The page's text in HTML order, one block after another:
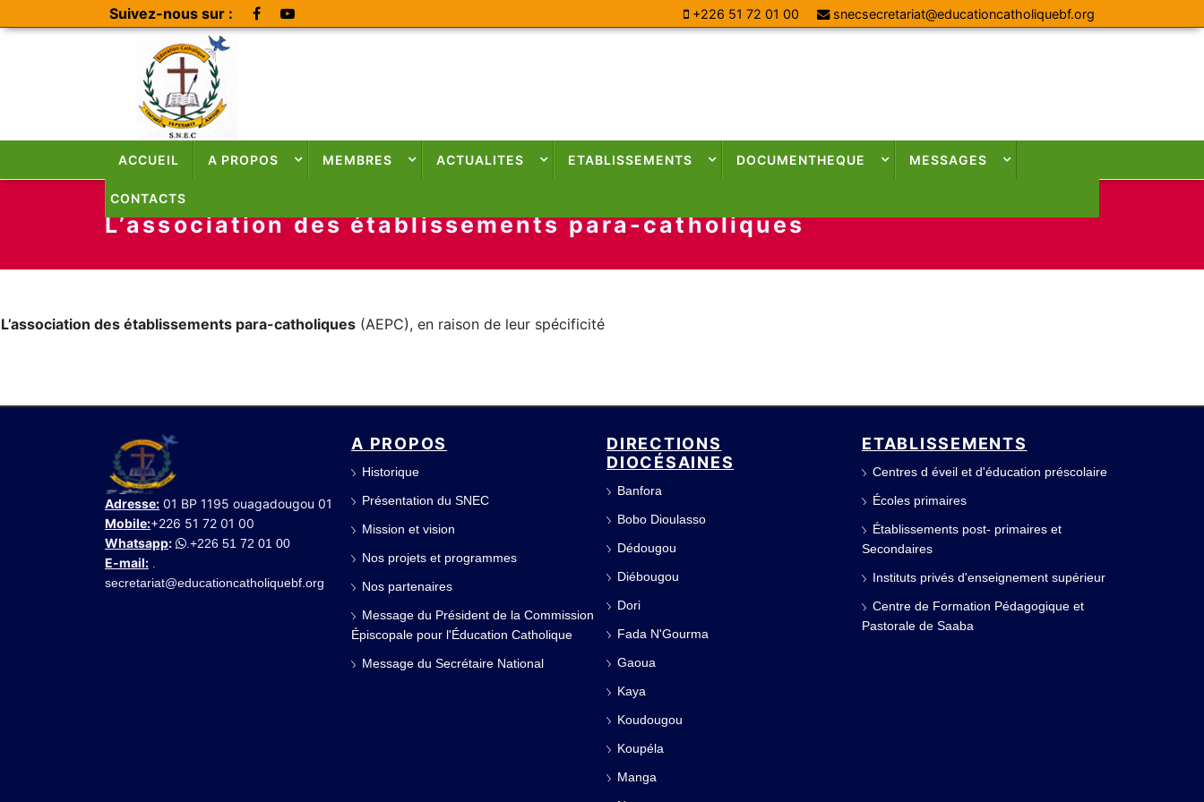
Suivez-nous sur : +226 51 72 01 00 snecsecretariat@educationcatholiquebf.org
ACCUEIL A PROPOS MEMBRES ACTUALITES ETABLISSEMENTS DOCUMENTHEQUE MESSAGES
CONTACTS
L’association des établissements para-catholiques
L’association des établissements para-catholiques (AEPC), en raison de leur spécificité
Adresse: 01 BP 1195 ouagadougou 01
Mobile:+226 51 72 01 00
Whatsapp: +226 51 72 01 00
E-mail:
secretariat@educationcatholiquebf.org
A PROPOS
Historique
Présentation du SNEC
Mission et vision
Nos projets et programmes
Nos partenaires
Message du Président de la Commission
Épiscopale pour l'Éducation Catholique
Message du Secrétaire National
DIRECTIONS
DIOCÉSAINES
Banfora
Bobo Dioulasso
Dédougou
Diébougou
Dori
Fada N'Gourma
Gaoua
Kaya
Koudougou
Koupéla
Manga
ETABLISSEMENTS
Centres d éveil et d'éducation préscolaire
Écoles primaires
Établissements post- primaires et
Secondaires
Instituts privés d'enseignement supérieur
Centre de Formation Pédagogique et
Pastorale de Saaba